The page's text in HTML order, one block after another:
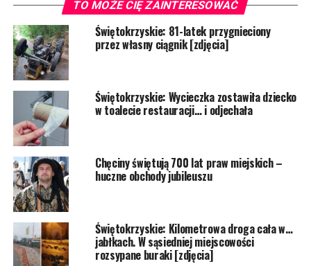
TO MOŻE CIĘ ZAINTERESOWAĆ
Świętokrzyskie: 81-latek przygnieciony
przez własny ciągnik [zdjęcia]
Świętokrzyskie: Wycieczka zostawiła dziecko
w toalecie restauracji… i odjechała
Chęciny świętują 700 lat praw miejskich –
huczne obchody jubileuszu
Świętokrzyskie: Kilometrowa droga cała w…
jabłkach. W sąsiedniej miejscowości
rozsypane buraki [zdjęcia]